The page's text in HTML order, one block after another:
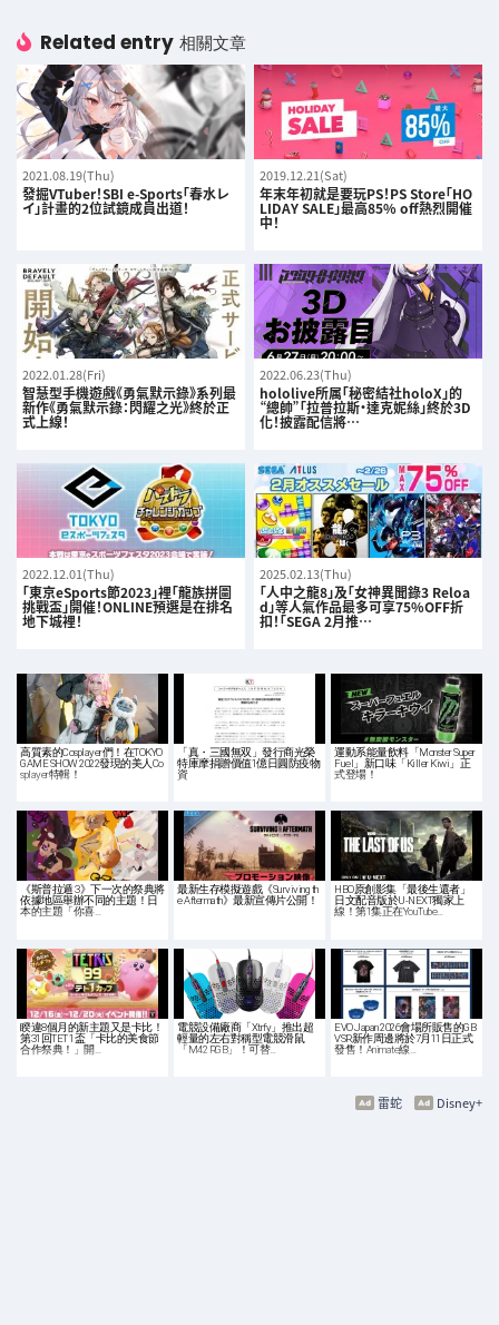
Related entry 相關文章
2021.08.19(Thu)
發掘VTuber！SBI e-Sports「春水レ
イ」計畫的2位試鏡成員出道！
2019.12.21(Sat)
年末年初就是要玩PS！PS Store「HO
LIDAY SALE」最高85% off熱烈開催
中！
2022.01.28(Fri)
智慧型手機遊戲《勇氣默示錄》系列最
新作《勇氣默示錄：閃耀之光》終於正
式上線！
2022.06.23(Thu)
hololive所属「秘密結社holoX」的
“總帥”「拉普拉斯・達克妮絲」終於3D
化！披露配信將…
2022.12.01(Thu)
「東京eSports節2023」裡「龍族拼圖
挑戰盃」開催！ONLINE預選是在排名
地下城裡！
2025.02.13(Thu)
「人中之龍8」及「女神異聞錄3 Reloa
d」等人氣作品最多可享75%OFF折
扣！「SEGA 2月推…
高質素的Cosplayer們！在TOKYO
GAME SHOW 2022發現的美人Co
splayer特輯！
「真・三國無双」發行商光榮
特庫摩捐贈價值1億日圓防疫物
資
運動系能量飲料「Monster Super
Fuel」新口味「Killer Kiwi」正
式登場！
《斯普拉遁 3》下一次的祭典將
依據地區舉辦不同的主題！日
本的主題「你喜…
最新生存模擬遊戲《Surviving th
e Aftermath》最新宣傳片公開！
HBO原創影集「最後生還者」
日文配音版於U-NEXT獨家上
線！第1集正在YouTube…
睽違8個月的新主題又是卡比！
第31回TET 1盃「卡比的美食節
合作祭典！」開…
電競設備廠商「Xtrfy」推出超
輕量的左右對稱型電競滑鼠
「M42 RGB」！可替…
EVO Japan 2026會場所販售的GB
VSR新作周邊將於7月11日正式
發售！Animate線…
Disney+
雷蛇